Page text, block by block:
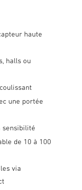
haute
halls ou
une portée
sensibilité
de 10 à 100
via